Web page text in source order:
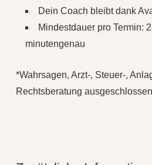
Dein Coach bleibt dank
Mindestdauer pro Termin:
minutengenau
*Wahrsagen, Arzt-, Steuer-,
Rechtsberatung ausgeschlossen